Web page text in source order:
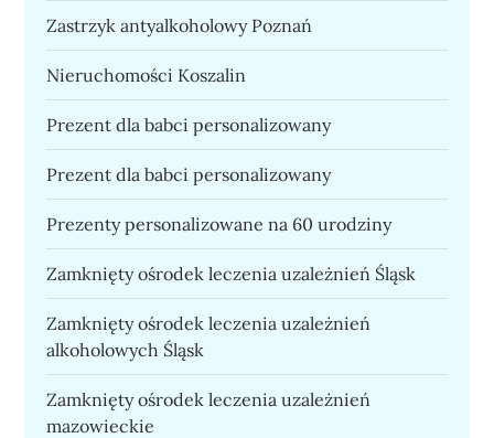
Zastrzyk antyalkoholowy Poznań
Nieruchomości Koszalin
Prezent dla babci personalizowany
Prezent dla babci personalizowany
Prezenty personalizowane na 60 urodziny
Zamknięty ośrodek leczenia uzależnień Śląsk
Zamknięty ośrodek leczenia uzależnień
alkoholowych Śląsk
Zamknięty ośrodek leczenia uzależnień
mazowieckie